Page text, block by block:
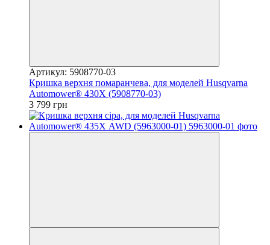
Артикул: 5908770-03
Кришка верхня помаранчева, для моделей Husqvarna
Automower® 430Х (5908770-03)
3 799 грн